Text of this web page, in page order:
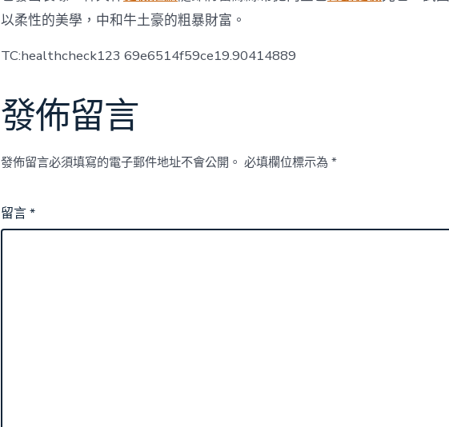
以柔性的美學，中和牛土豪的粗暴財富。
TC:healthcheck123 69e6514f59ce19.90414889
發佈留言
發佈留言必須填寫的電子郵件地址不會公開。 必填欄位標示為 *
留言*